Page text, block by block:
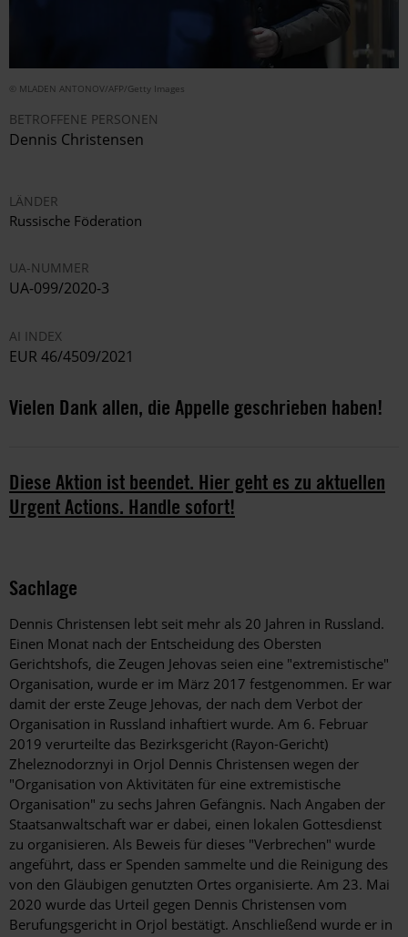
© MLADEN ANTONOV/AFP/Getty Images
BETROFFENE PERSONEN
Dennis Christensen
LÄNDER
Russische Föderation
UA-NUMMER
UA-099/2020-3
AI INDEX
EUR 46/4509/2021
Vielen Dank allen, die Appelle geschrieben haben!
Diese Aktion ist beendet. Hier geht es zu aktuellen
Urgent Actions. Handle sofort!
Sachlage
Dennis Christensen lebt seit mehr als 20 Jahren in Russland.
Einen Monat nach der Entscheidung des Obersten
Gerichtshofs, die Zeugen Jehovas seien eine "extremistische"
Organisation, wurde er im März 2017 festgenommen. Er war
damit der erste Zeuge Jehovas, der nach dem Verbot der
Organisation in Russland inhaftiert wurde. Am 6. Februar
2019 verurteilte das Bezirksgericht (Rayon-Gericht)
Zheleznodorznyi in Orjol Dennis Christensen wegen der
"Organisation von Aktivitäten für eine extremistische
Organisation" zu sechs Jahren Gefängnis. Nach Angaben der
Staatsanwaltschaft war er dabei, einen lokalen Gottesdienst
zu organisieren. Als Beweis für dieses "Verbrechen" wurde
angeführt, dass er Spenden sammelte und die Reinigung des
von den Gläubigen genutzten Ortes organisierte. Am 23. Mai
2020 wurde das Urteil gegen Dennis Christensen vom
Berufungsgericht in Orjol bestätigt. Anschließend wurde er in